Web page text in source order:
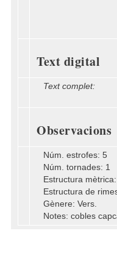
Text digital
Text complet:
Observacions
Núm. estrofes: 5
Núm. tornades: 1
Estructura
Estructura de
Gènere: Vers.
Notes: cobles